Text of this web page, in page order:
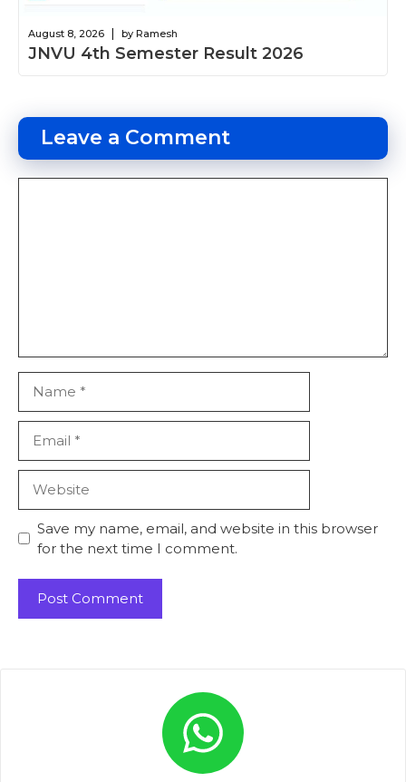
August 8, 2026 by Ramesh
JNVU 4th Semester Result 2026
Leave a Comment
Save my name, email, and website in this browser
for the next time I comment.